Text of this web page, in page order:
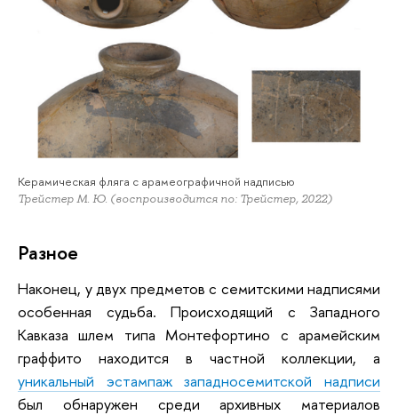
Керамическая фляга с арамеографичной надписью
Трейстер М. Ю. (воспроизводится по: Трейстер, 2022)
Разное
Наконец, у двух предметов с семитскими надписями
особенная судьба. Происходящий с Западного
Кавказа шлем типа Монтефортино с арамейским
граффито находится в частной коллекции, а
уникальный эстампаж западносемитской надписи
был обнаружен среди архивных материалов